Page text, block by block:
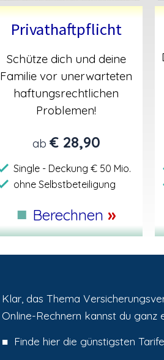
Privathaftpflicht
Schütze dich und deine
Familie vor unerwarteten
haftungsrechtlichen
Problemen!
ab € 28,90
Single - Deckung € 50 Mio.
ohne Selbstbeteiligung
■ Berechnen »
Klar, das Thema
Online-Rechnern kannst du
■ Finde hier die günstigsten